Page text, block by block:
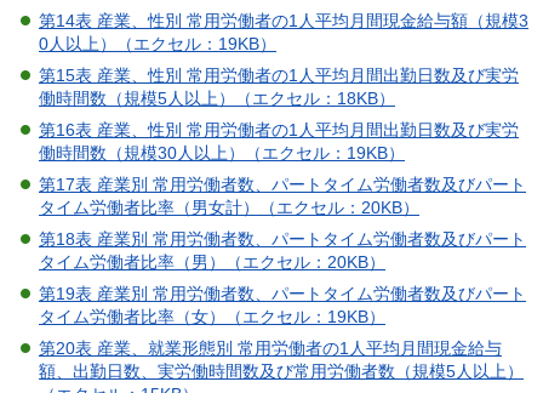
第14表 産業、性別 常用労働者の1人平均月間現金給与額（規模3
0人以上）（エクセル：19KB）
第15表 産業、性別 常用労働者の1人平均月間出勤日数及び実労
働時間数（規模5人以上）（エクセル：18KB）
第16表 産業、性別 常用労働者の1人平均月間出勤日数及び実労
働時間数（規模30人以上）（エクセル：19KB）
第17表 産業別 常用労働者数、パートタイム労働者数及びパート
タイム労働者比率（男女計）（エクセル：20KB）
第18表 産業別 常用労働者数、パートタイム労働者数及びパート
タイム労働者比率（男）（エクセル：20KB）
第19表 産業別 常用労働者数、パートタイム労働者数及びパート
タイム労働者比率（女）（エクセル：19KB）
第20表 産業、就業形態別 常用労働者の1人平均月間現金給与
額、出勤日数、実労働時間数及び常用労働者数（規模5人以上）